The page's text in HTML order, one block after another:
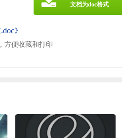
》
方便收藏和打印
文档为doc格式